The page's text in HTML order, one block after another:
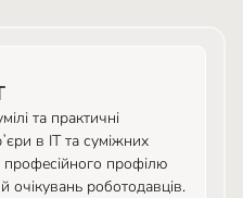
та практичні
в ІТ та суміжних
профілю
очікувань роботодавців.